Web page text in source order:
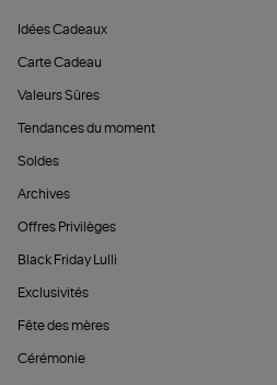
Idées Cadeaux
Carte Cadeau
Valeurs Sûres
Tendances du moment
Soldes
Archives
Offres Privilèges
Black Friday Lulli
Exclusivités
Fête des mères
Cérémonie